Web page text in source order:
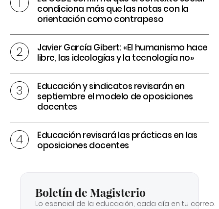
condiciona más que las notas con la
orientación como contrapeso
Javier García Gibert: «El humanismo hace
libre, las ideologías y la tecnología no»
Educación y sindicatos revisarán en
septiembre el modelo de oposiciones
docentes
Educación revisará las prácticas en las
oposiciones docentes
Boletín de Magisterio
Lo esencial de la educación, cada día en tu correo.